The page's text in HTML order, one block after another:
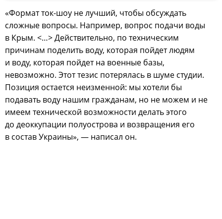
«Формат ток-шоу не лучший, чтобы обсуждать
сложные вопросы. Например, вопрос подачи воды
в Крым. <…> Действительно, по техническим
причинам поделить воду, которая пойдет людям
и воду, которая пойдет на военные базы,
невозможно. Этот тезис потерялась в шуме студии.
Позиция остается неизменной: мы хотели бы
подавать воду нашим гражданам, но не можем и не
имеем технической возможности делать этого
до деоккупации полуострова и возвращения его
в состав Украины», — написал он.